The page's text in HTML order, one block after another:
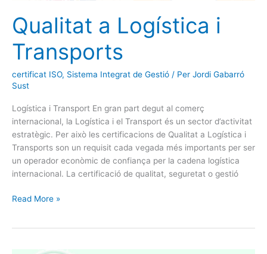
Qualitat a Logística i
Transports
certificat ISO, Sistema Integrat de Gestió / Per Jordi Gabarró
Sust
Logística i Transport En gran part degut al comerç
internacional, la Logística i el Transport és un sector d’activitat
estratègic. Per això les certificacions de Qualitat a Logística i
Transports son un requisit cada vegada més importants per ser
un operador econòmic de confiança per la cadena logística
internacional. La certificació de qualitat, seguretat o gestió
Read More »